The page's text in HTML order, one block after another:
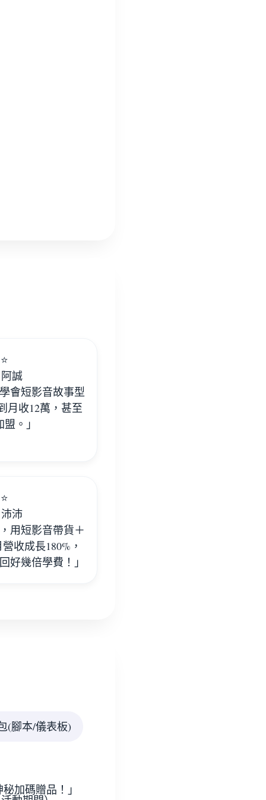
誠
會短影音故事型
月收12萬，甚至
。」
沛
用短影音帶貨＋
收成長180%，
好幾倍學費！」
(腳本/儀表板)
加碼贈品！」